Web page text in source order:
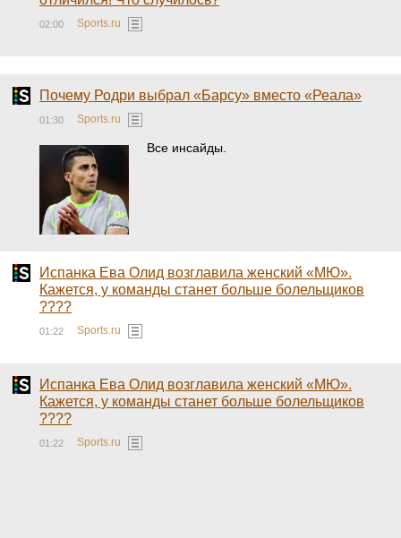
02:00 Sports.ru
Почему Родри выбрал «Барсу» вместо «Реала»
01:30 Sports.ru
Все инсайды.
Испанка Ева Олид возглавила женский «МЮ».
Кажется, у команды станет больше болельщиков
????
01:22 Sports.ru
Испанка Ева Олид возглавила женский «МЮ».
Кажется, у команды станет больше болельщиков
????
01:22 Sports.ru